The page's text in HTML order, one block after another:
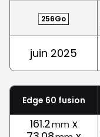
256Go
juin 2025
Edge 60 fusion
161.2mm x